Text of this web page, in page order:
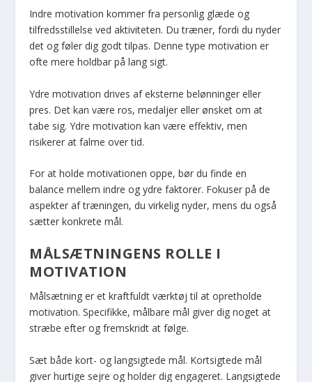
Indre motivation kommer fra personlig glæde og
tilfredsstillelse ved aktiviteten. Du træner, fordi du nyder
det og føler dig godt tilpas. Denne type motivation er
ofte mere holdbar på lang sigt.
Ydre motivation drives af eksterne belønninger eller
pres. Det kan være ros, medaljer eller ønsket om at
tabe sig. Ydre motivation kan være effektiv, men
risikerer at falme over tid.
For at holde motivationen oppe, bør du finde en
balance mellem indre og ydre faktorer. Fokuser på de
aspekter af træningen, du virkelig nyder, mens du også
sætter konkrete mål.
MÅLSÆTNINGENS ROLLE I
MOTIVATION
Målsætning er et kraftfuldt værktøj til at opretholde
motivation. Specifikke, målbare mål giver dig noget at
stræbe efter og fremskridt at følge.
Sæt både kort- og langsigtede mål. Kortsigtede mål
giver hurtige sejre og holder dig engageret. Langsigtede